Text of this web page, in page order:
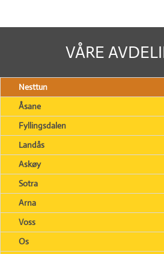
VÅRE
Nesttun
Åsane
Fyllingsdalen
Landås
Askøy
Sotra
Arna
Voss
Os